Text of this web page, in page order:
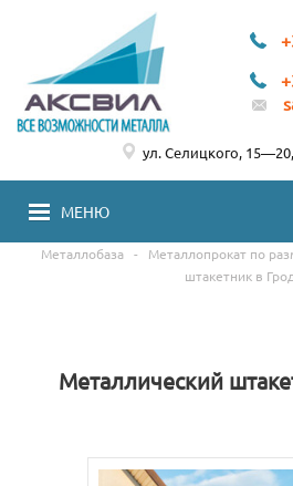
МЕНЮ
ул. Селицкого,
Металлобаза - Металлопрокат по
штакетник в
Металлический